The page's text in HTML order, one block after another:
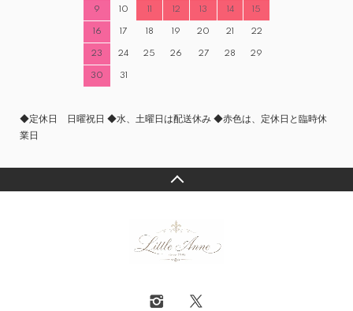
9 10 11 12 13 14 15
16 17 18 19 20 21 22
23 24 25 26 27 28 29
30 31
◆定休日 日曜祝日 ◆水、土曜日は配送休み ◆赤色は、定休日と臨時休
業日